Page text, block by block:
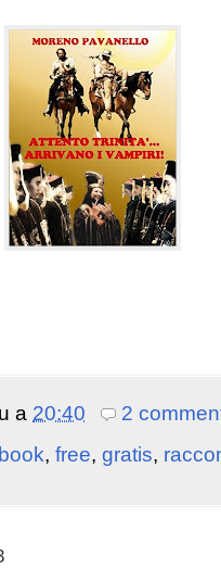
a 20:40
2
, free, gratis,